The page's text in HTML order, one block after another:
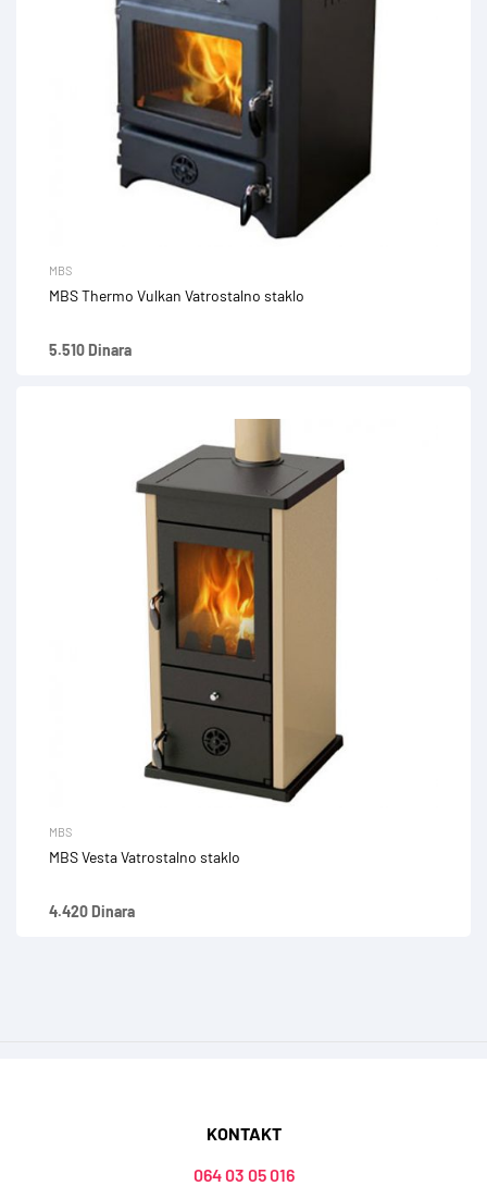
MBS
MBS Thermo Vulkan Vatrostalno staklo
5.510 Dinara
MBS
MBS Vesta Vatrostalno staklo
4.420 Dinara
KONTAKT
064 03 05 016